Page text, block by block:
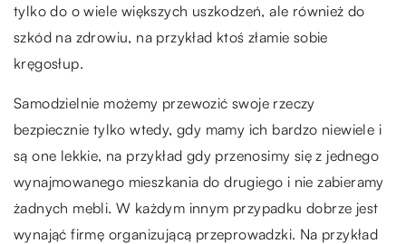
tylko do o wiele większych uszkodzeń, ale również do
szkód na zdrowiu, na przykład ktoś złamie sobie
kręgosłup.
Samodzielnie możemy przewozić swoje rzeczy
bezpiecznie tylko wtedy, gdy mamy ich bardzo niewiele i
są one lekkie, na przykład gdy przenosimy się z jednego
wynajmowanego mieszkania do drugiego i nie zabieramy
żadnych mebli. W każdym innym przypadku dobrze jest
wynająć firmę organizującą przeprowadzki. Na przykład